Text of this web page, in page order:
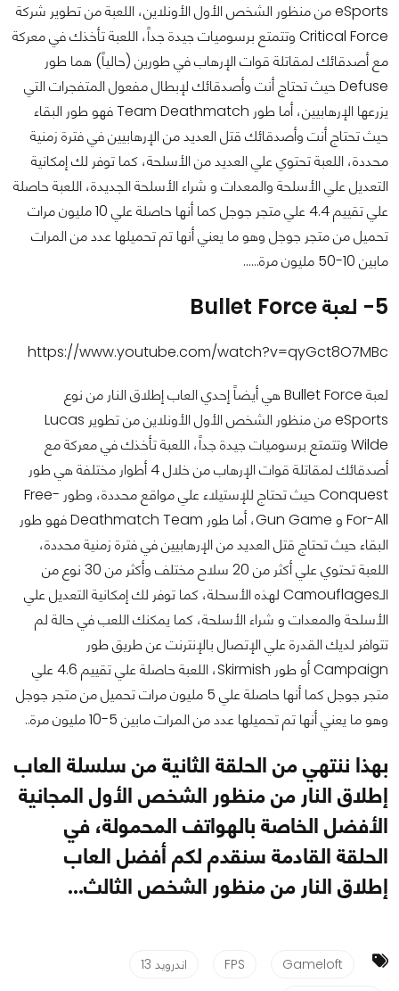
eSports من منظور الشخص الأول الأونلاين، اللعبة من تطوير شركة
Critical Force وتتمتع برسوميات جيدة جداً، اللعبة تأخذك في معركة
مع أصدقائك لمقاتلة قوات الإرهاب في طورين (حالياً) هما طور
Defuse حيث تحتاج أنت وأصدقائك لإبطال مفعول المتفجرات التي
يزرعها الإرهابيين، أما طور Team Deathmatch فهو طور البقاء
حيث تحتاج أنت وأصدقائك قتل العديد من الإرهابيين في فترة زمنية
محددة، اللعبة تحتوي علي العديد من الأسلحة، كما توفر لك إمكانية
التعديل علي الأسلحة والمعدات و شراء الأسلحة الجديدة، اللعبة حاصلة
علي تقييم 4.4 علي متجر جوجل كما أنها حاصلة علي 10 مليون مرات
تحميل من متجر جوجل وهو ما يعني أنها تم تحميلها عدد من المرات
مابين 10-50 مليون مرة……
5- لعبة Bullet Force
https://www.youtube.com/watch?v=qyGct8O7MBc
لعبة Bullet Forceهي أيضاً إحدي العاب إطلاق النار من نوع
eSportsمن منظور الشخص الأول الأونلاين من تطوير Lucas
Wilde وتتمتع برسوميات جيدة جداً، اللعبة تأخذك في معركة مع
أصدقائك لمقاتلة قوات الإرهاب من خلال 4 أطوار مختلفة هي طور
Conquest حيث تحتاج للإستيلاء علي مواقع محددة، وطور Free-
For-All و Gun Game، أما طور Team
Deathmatchفهو طور
البقاء حيث تحتاج قتل العديد من الإرهابيين في فترة زمنية محددة،
اللعبة تحتوي علي أكثر من 20 سلاح مختلف وأكثر من 30 نوع من
الـCamouflages لهذه الأسحلة، كما توفر لك إمكانية التعديل علي
الأسلحة والمعدات و شراء الأسلحة، كما يمكنك اللعب في حالة لم
تتوافر لديك القدرة علي الإتصال بالإنترنت عن طريق طور
Campaignأو طور Skirmish
، اللعبة حاصلة علي تقييم 4.6 علي
متجر جوجل كما أنها حاصلة علي 5 مليون مرات تحميل من متجر جوجل
وهو ما يعني أنها تم تحميلها عدد من المرات مابين 5-10 مليون مرة
..
بهذا ننتهي من الحلقة الثانية من سلسلة العاب
إطلاق النار من منظور الشخص الأول المجانية
الأفضل الخاصة بالهواتف المحمولة، في
الحلقة القادمة سنقدم لكم أفضل العاب
إطلاق النار من منظور الشخص الثالث...
Gameloft
FPS اندرويد 13